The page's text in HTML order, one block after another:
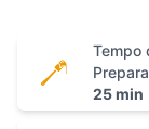
Tempo
25 min